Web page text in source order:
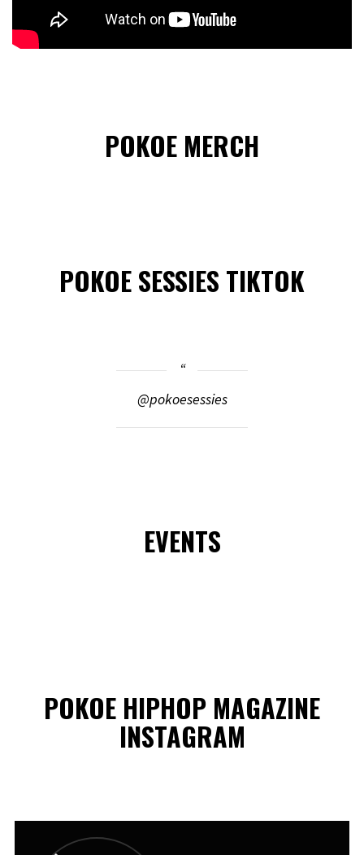
POKOE MERCH
POKOE SESSIES TIKTOK
@pokoesessies
EVENTS
POKOE HIPHOP MAGAZINE
INSTAGRAM